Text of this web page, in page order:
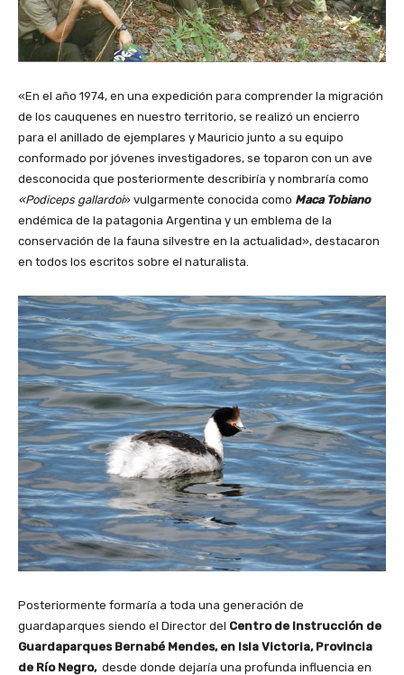
«En el año 1974, en una expedición para comprender la migración
de los cauquenes en nuestro territorio, se realizó un encierro
para el anillado de ejemplares y Mauricio junto a su equipo
conformado por jóvenes investigadores, se toparon con un ave
desconocida que posteriormente describiría y nombraría como
«Podiceps gallardoi» vulgarmente conocida como Maca Tobiano
endémica de la patagonia Argentina y un emblema de la
conservación de la fauna silvestre en la actualidad», destacaron
en todos los escritos sobre el naturalista.
Posteriormente formaría a toda una generación de
guardaparques siendo el Director del Centro de Instrucción de
Guardaparques Bernabé Mendes, en Isla Victoria, Provincia
de Río Negro,desde donde dejaría una profunda influencia en